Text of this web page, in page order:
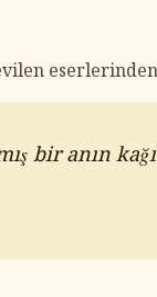
bir anın